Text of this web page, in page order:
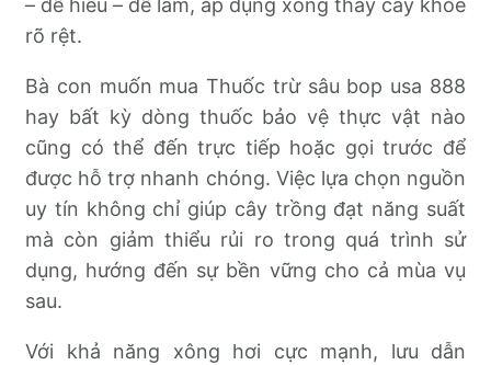
– dễ hiểu – dễ làm, áp dụng xong thấy cây khỏe
rõ rệt.
Bà con muốn mua Thuốc trừ sâu bop usa 888
hay bất kỳ dòng thuốc bảo vệ thực vật nào
cũng có thể đến trực tiếp hoặc gọi trước để
được hỗ trợ nhanh chóng. Việc lựa chọn nguồn
uy tín không chỉ giúp cây trồng đạt năng suất
mà còn giảm thiểu rủi ro trong quá trình sử
dụng, hướng đến sự bền vững cho cả mùa vụ
sau.
Với khả năng xông hơi cực mạnh, lưu dẫn